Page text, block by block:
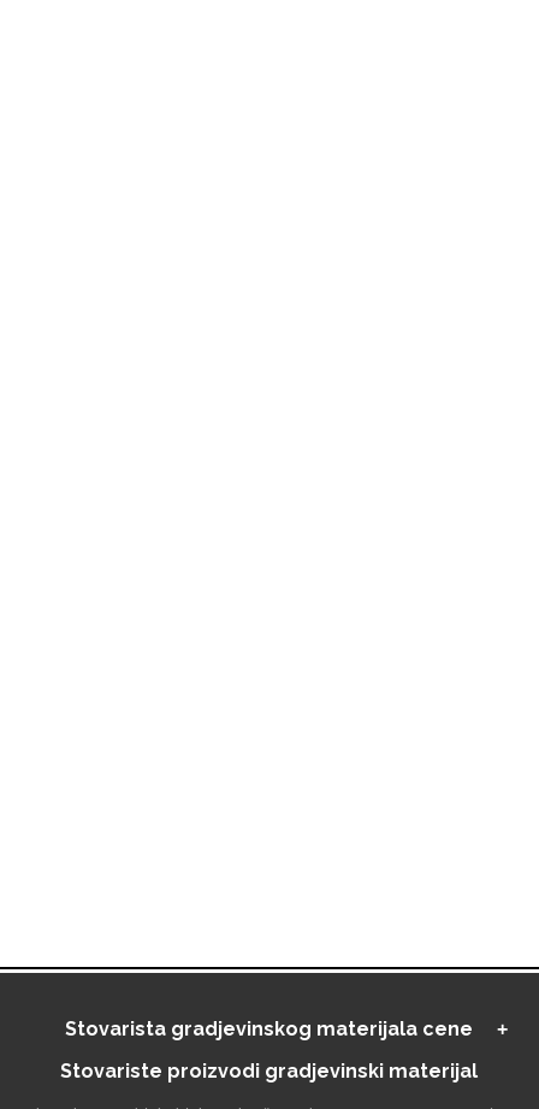
Stovarista gradjevinskog materijala cene
Stovariste proizvodi gradjevinski materijal